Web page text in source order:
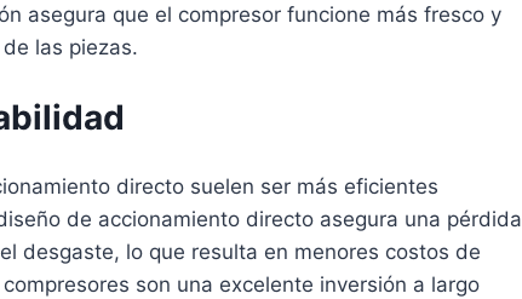
asegura que el compresor funcione más fresco y
las piezas.
directo suelen ser más eficientes
de accionamiento directo asegura una pérdida
desgaste, lo que resulta en menores costos de
son una excelente inversión a largo